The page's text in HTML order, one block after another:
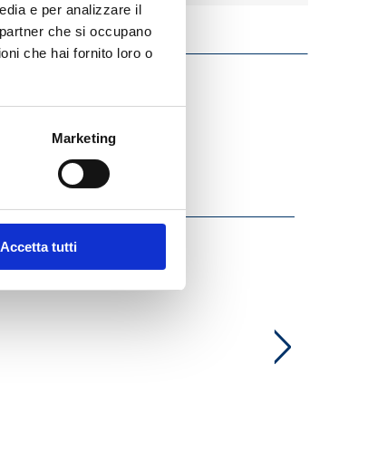
e per analizzare il
che si occupano
che hai fornito loro o
Marketing
Accetta tutti